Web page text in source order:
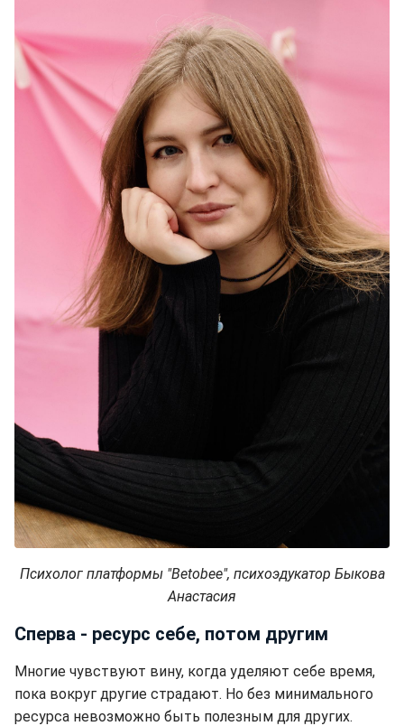
Психолог платформы "Betobee", психоэдукатор Быкова
Анастасия
Сперва - ресурс себе, потом другим
Многие чувствуют вину, когда уделяют себе время,
пока вокруг другие страдают. Но без минимального
ресурса невозможно быть полезным для других.